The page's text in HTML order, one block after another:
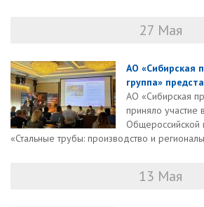
27 Мая
АО «Сибирская
группа»
АО «Сибирская
приняло участие
«Стальные трубы: производство и
13 Мая